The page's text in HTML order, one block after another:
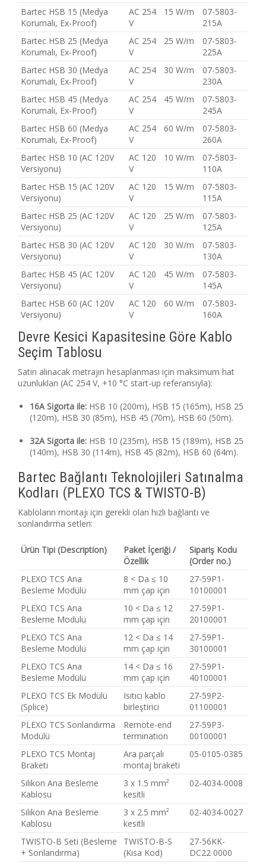
Bartec HSB 15 (Medya
Korumalı, Ex-Proof)
AC 254
V
15 W/m
07-5803-
215A
Bartec HSB 25 (Medya
Korumalı, Ex-Proof)
AC 254
V
25 W/m
07-5803-
225A
Bartec HSB 30 (Medya
Korumalı, Ex-Proof)
AC 254
V
30 W/m
07-5803-
230A
Bartec HSB 45 (Medya
Korumalı, Ex-Proof)
AC 254
V
45 W/m
07-5803-
245A
Bartec HSB 60 (Medya
Korumalı, Ex-Proof)
AC 254
V
60 W/m
07-5803-
260A
Bartec HSB 10 (AC 120V
Versiyonu)
AC 120
V
10 W/m
07-5803-
110A
Bartec HSB 15 (AC 120V
Versiyonu)
AC 120
V
15 W/m
07-5803-
115A
Bartec HSB 25 (AC 120V
Versiyonu)
AC 120
V
25 W/m
07-5803-
125A
Bartec HSB 30 (AC 120V
Versiyonu)
AC 120
V
30 W/m
07-5803-
130A
Bartec HSB 45 (AC 120V
Versiyonu)
AC 120
V
45 W/m
07-5803-
145A
Bartec HSB 60 (AC 120V
Versiyonu)
AC 120
V
60 W/m
07-5803-
160A
Devre Kesici Kapasitesine Göre Kablo
Seçim Tablosu
Satın alınacak metrajın hesaplanması için maksimum hat
uzunlukları (AC 254 V, +10 °C start-up referansıyla):
16A Sigorta ile: HSB 10 (200m), HSB 15 (165m), HSB 25
(120m), HSB 30 (85m), HSB 45 (70m), HSB 60 (50m).
32A Sigorta ile: HSB 10 (235m), HSB 15 (189m), HSB 25
(140m), HSB 30 (114m), HSB 45 (82m), HSB 60 (64m).
Bartec Bağlantı Teknolojileri Satınalma
Kodları (PLEXO TCS & TWISTO-B)
Kabloların montajı için gerekli olan hızlı bağlantı ve
sonlandırma setleri:
Ürün Tipi (Description)
Paket İçeriği /
Özellik
Sipariş Kodu
(Order no.)
PLEXO TCS Ana
Besleme Modülü
8 < Da ≤ 10
mm çap için
27-59P1-
10100001
PLEXO TCS Ana
Besleme Modülü
10 < Da ≤ 12
mm çap için
27-59P1-
20100001
PLEXO TCS Ana
Besleme Modülü
12 < Da ≤ 14
mm çap için
27-59P1-
30100001
PLEXO TCS Ana
Besleme Modülü
14 < Da ≤ 16
mm çap için
27-59P1-
40100001
PLEXO TCS Ek Modülü
(Splice)
Isıtıcı kablo
birleştirici
27-59P2-
01100001
PLEXO TCS Sonlandırma
Modülü
Remote-end
termination
27-59P3-
00100001
PLEXO TCS Montaj
Braketi
Ara parçalı
montaj braketi
05-0105-0385
Silikon Ana Besleme
Kablosu
3 x 1.5 mm²
kesitli
02-4034-0008
Silikon Ana Besleme
Kablosu
3 x 2.5 mm²
kesitli
02-4034-0027
TWISTO-B Seti (Besleme
+ Sonlandırma)
TWISTO-B-S
(Kısa Kod)
27-56KK-
DC22 0000